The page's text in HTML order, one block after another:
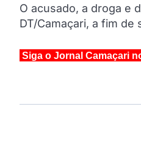
O acusado, a droga e
DT/Camaçari, a fim
Siga o Jornal Camaçari